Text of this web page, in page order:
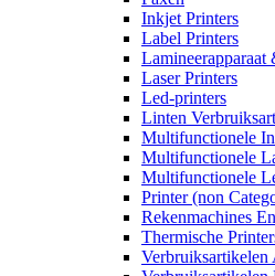
Inkjet Printers
Label Printers
Lamineerapparaat
Laser Printers
Led-printers
Linten
Multifunctionele
Multifunctionele
Multifunctionele
Printer (non
Rekenmachines
Thermische
Verbruiksartikelen